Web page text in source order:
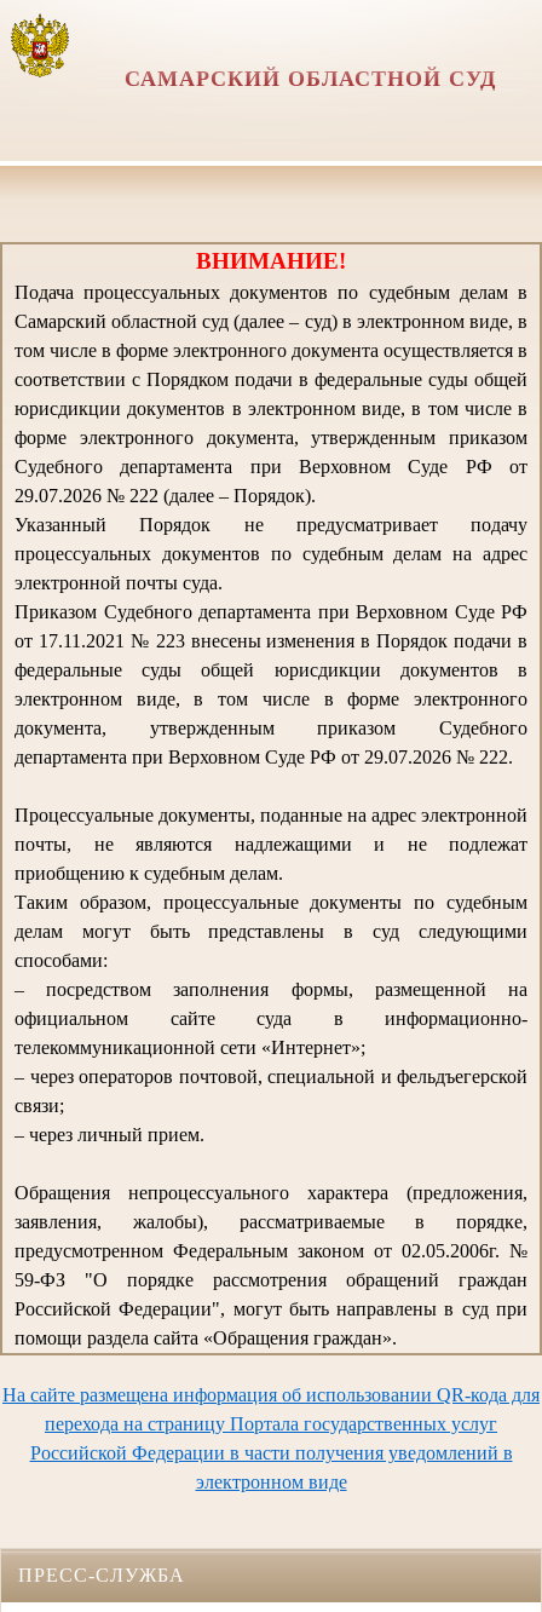
САМАРСКИЙ ОБЛАСТНОЙ СУД
ВНИМАНИЕ!
Подача процессуальных документов по судебным делам в
Самарский областной суд (далее – суд) в электронном виде, в
том числе в форме электронного документа осуществляется в
соответствии с Порядком подачи в федеральные суды общей
юрисдикции документов в электронном виде, в том числе в
форме электронного документа, утвержденным приказом
Судебного департамента при Верховном Суде РФ от
29.07.2026 № 222 (далее – Порядок).
Указанный Порядок не предусматривает подачу
процессуальных документов по судебным делам на адрес
электронной почты суда.
Приказом Судебного департамента при Верховном Суде РФ
от 17.11.2021 № 223 внесены изменения в Порядок подачи в
федеральные суды общей юрисдикции документов в
электронном виде, в том числе в форме электронного
документа, утвержденным приказом Судебного
департамента при Верховном Суде РФ от 29.07.2026 № 222.
Процессуальные документы, поданные на адрес электронной
почты, не являются надлежащими и не подлежат
приобщению к судебным делам.
Таким образом, процессуальные документы по судебным
делам могут быть представлены в суд следующими
способами:
– посредством заполнения формы, размещенной на
официальном сайте суда в информационно-
телекоммуникационной сети «Интернет»;
– через операторов почтовой, специальной и фельдъегерской
связи;
– через личный прием.
Обращения непроцессуального характера (предложения,
заявления, жалобы), рассматриваемые в порядке,
предусмотренном Федеральным законом от 02.05.2006г. №
59-ФЗ "О порядке рассмотрения обращений граждан
Российской Федерации", могут быть направлены в суд при
помощи раздела сайта «Обращения граждан».
На сайте размещена информация об использовании QR-кода для
перехода на страницу Портала государственных услуг
Российской Федерации в части получения уведомлений в
электронном виде
ПРЕСС-СЛУЖБА